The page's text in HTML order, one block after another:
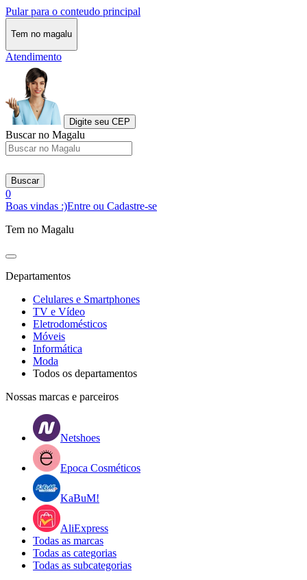
Pular para o conteudo principal
Tem no magalu
Atendimento
Digite seu CEP
Buscar no Magalu
Buscar
0
Boas vindas :)Entre ou Cadastre-se
Tem no Magalu
Departamentos
Celulares e Smartphones
TV e Vídeo
Eletrodomésticos
Móveis
Informática
Moda
Todos os departamentos
Nossas marcas e parceiros
Netshoes
Epoca Cosméticos
KaBuM!
AliExpress
Todas as marcas
Todas as categorias
Todas as subcategorias